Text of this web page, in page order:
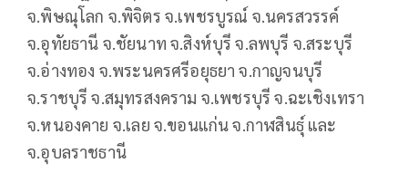
จ.พิษณุโลก จ.พิจิตร จ.เพชรบูรณ์ จ.นครสวรรค์
จ.อุทัยธานี จ.ชัยนาท จ.สิงห์บุรี จ.ลพบุรี จ.สระบุรี
จ.อ่างทอง จ.พระนครศรีอยุธยา จ.กาญจนบุรี
จ.ราชบุรี จ.สมุทรสงคราม จ.เพชรบุรี จ.ฉะเชิงเทรา
จ.หนองคาย จ.เลย จ.ขอนแก่น จ.กาฬสินธุ์ และ
จ.อุบลราชธานี